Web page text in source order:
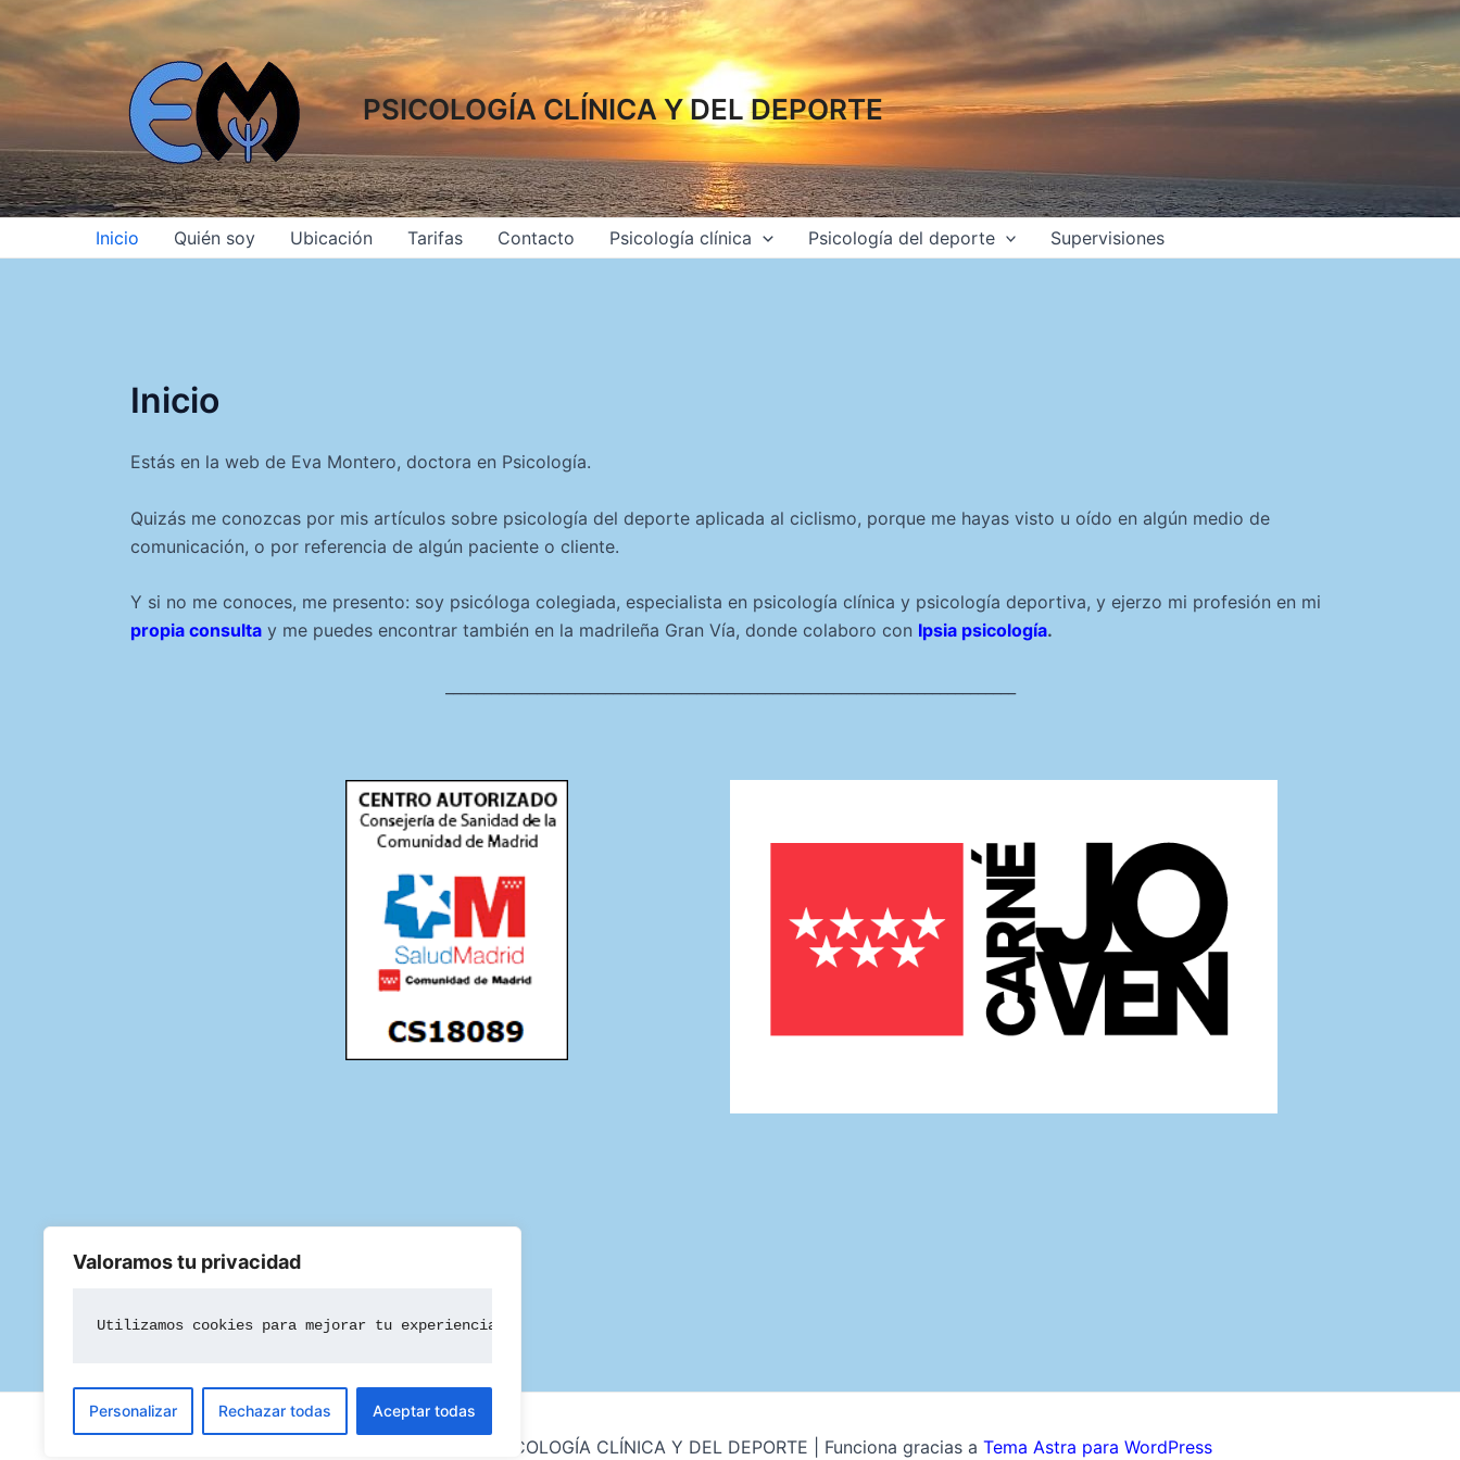
Valoramos tu privacidad
Utilizamos cookies para mejorar tu experiencia de navegación, mostrarte anuncios o contenido personalizados y analizar nuestro tráfico. Al hacer clic en
Personalizar Rechazar todas Aceptar todas
al
contenido
PSICOLOGÍA CLÍNICA Y DEL DEPORTE
Inicio Quién soy Ubicación Tarifas Contacto Psicología clínica Psicología del deporte Supervisiones
Inicio
Estás en la web de Eva Montero, doctora en Psicología.
Quizás me conozcas por mis artículos sobre psicología del deporte aplicada al ciclismo, porque me hayas visto u oído en algún medio de
comunicación, o por referencia de algún paciente o cliente.
Y si no me conoces, me presento: soy psicóloga colegiada, especialista en psicología clínica y psicología deportiva, y ejerzo mi profesión en mi
propia consulta y me puedes encontrar también en la madrileña Gran Vía, donde colaboro con Ipsia psicología.
Todos los derechos © 2026 PSICOLOGÍA CLÍNICA Y DEL DEPORTE | Funciona gracias a Tema Astra para WordPress